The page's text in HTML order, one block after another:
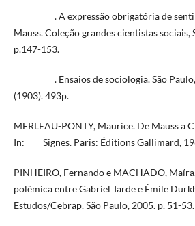
__________. A expressão obrigatória de
Mauss. Coleção grandes cientistas sociais,
p.147-153.
__________. Ensaios de sociologia. São
(1903). 493p.
MERLEAU-PONTY, Maurice. De Mauss a
In:____ Signes. Paris: Éditions Gallimard,
PINHEIRO, Fernando e MACHADO,
polêmica entre Gabriel Tarde e Émile
Estudos/Cebrap. São Paulo, 2005. p. 51-53.